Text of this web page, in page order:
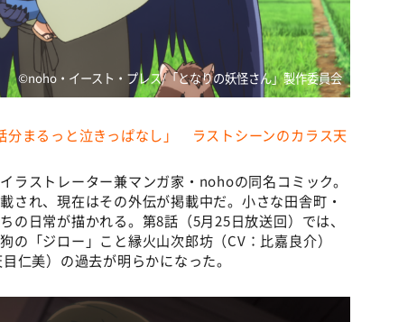
©noho・イースト・プレス/「となりの妖怪さん」製作委員会
分まるっと泣きっぱなし」 ラストシーンのカラス天
ラストレーター兼マンガ家・nohoの同名コミック。
され、現在はその外伝が掲載中だ。小さな田舎町・
の日常が描かれる。第8話（5月25日放送回）では、
の「ジロー」こと縁火山次郎坊（CV：比嘉良介）
仁美）の過去が明らかになった。